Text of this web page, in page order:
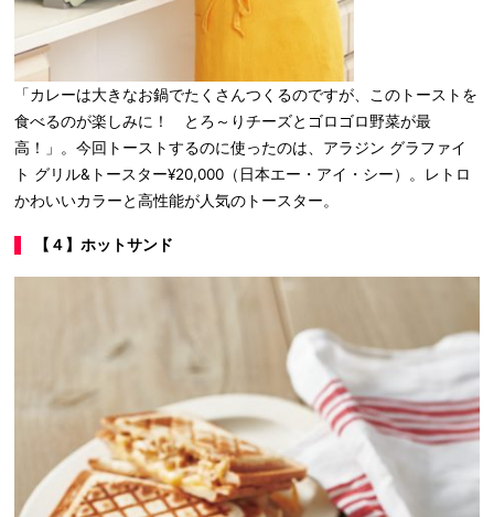
「カレーは大きなお鍋でたくさんつくるのですが、このトーストを
食べるのが楽しみに！ とろ～りチーズとゴロゴロ野菜が最
高！」。今回トーストするのに使ったのは、アラジン グラファイ
ト グリル&トースター¥20,000（日本エー・アイ・シー）。レトロ
かわいいカラーと高性能が人気のトースター。
【４】ホットサンド